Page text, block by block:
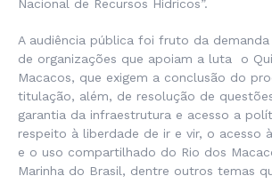
Nacional de Recursos Hídricos”.
A audiência pública foi fruto da
de organizações que apoiam a luta o
Macacos, que exigem a conclusão do
titulação, além, de resolução de
garantia da infraestrutura e acesso a
respeito à liberdade de ir e vir, o acesso
e o uso compartilhado do Rio dos
Marinha do Brasil, dentre outros temas